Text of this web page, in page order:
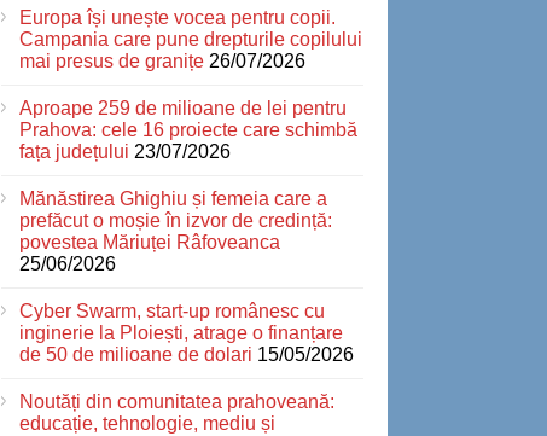
Europa își unește vocea pentru copii.
Campania care pune drepturile copilului
mai presus de granițe 26/07/2026
Aproape 259 de milioane de lei pentru
Prahova: cele 16 proiecte care schimbă
fața județului 23/07/2026
Mănăstirea Ghighiu și femeia care a
prefăcut o moșie în izvor de credință:
povestea Măriuței Râfoveanca
25/06/2026
Cyber Swarm, start-up românesc cu
inginerie la Ploiești, atrage o finanțare
de 50 de milioane de dolari 15/05/2026
Noutăți din comunitatea prahoveană:
educație, tehnologie, mediu și